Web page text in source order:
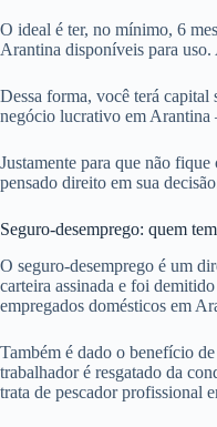
O ideal é ter, no mínimo, 6
Arantina disponíveis para
Dessa forma, você terá
negócio lucrativo em Arantina
Justamente para que não
pensado direito em sua
Seguro-desemprego: quem
O seguro-desemprego é um
carteira assinada e foi
empregados domésticos em
Também é dado o benefício
trabalhador é resgatado da
trata de pescador profissional